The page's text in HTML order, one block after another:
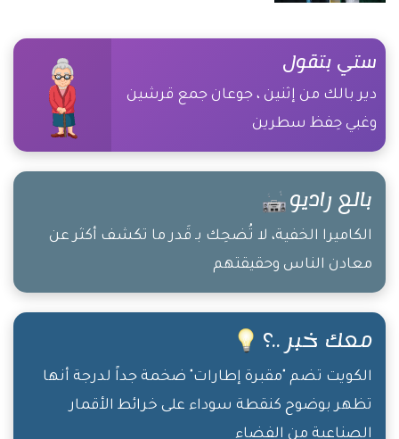
ستي بتقول
دير بالك من إثنين ، جوعان جمع قرشين
وغبي حِفظ سطرين
بالع راديو
الكاميرا الخفية، لا تُضحِك بـ قَدر ما تكشف أكثر عن
معادن الناس وحقيقتهم
معك خبر ..؟
الكويت تضم "مقبرة إطارات" ضخمة جداً لدرجة أنها
تظهر بوضوح كنقطة سوداء على خرائط الأقمار
الصناعية من الفضاء